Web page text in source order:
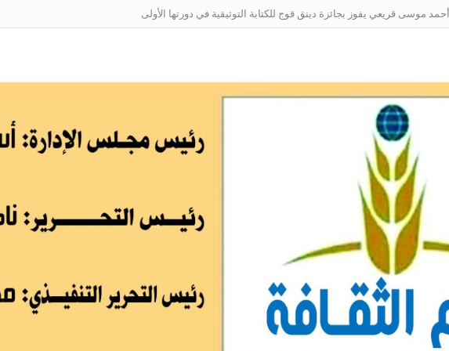
أحمد موسى قريعي يفوز بجائزة دينق قوج للكتابة التوثيقية في دورتها الأولى